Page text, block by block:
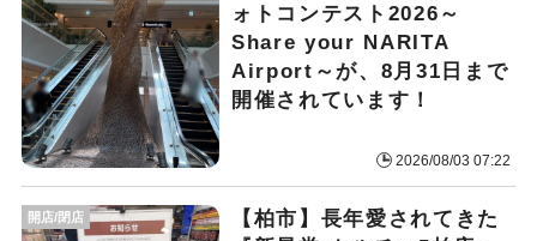
ォトコンテスト2026～
Share your NARITA
Airport～が、8月31日まで
開催されています！
2026/08/03 07:22
開店/閉店
【柏市】長年愛されてきた